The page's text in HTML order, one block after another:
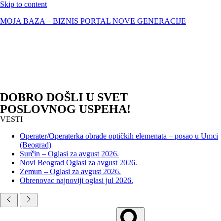
Skip to content
MOJA BAZA – BIZNIS PORTAL NOVE GENERACIJE
DOBRO DOŠLI U SVET
POSLOVNOG USPEHA!
VESTI
Operater/Operaterka obrade optičkih elemenata – posao u Umci
(Beograd)
Surčin – Oglasi za avgust 2026.
Novi Beograd Oglasi za avgust 2026.
Zemun – Oglasi za avgust 2026.
Obrenovac najnoviji oglasi jul 2026.